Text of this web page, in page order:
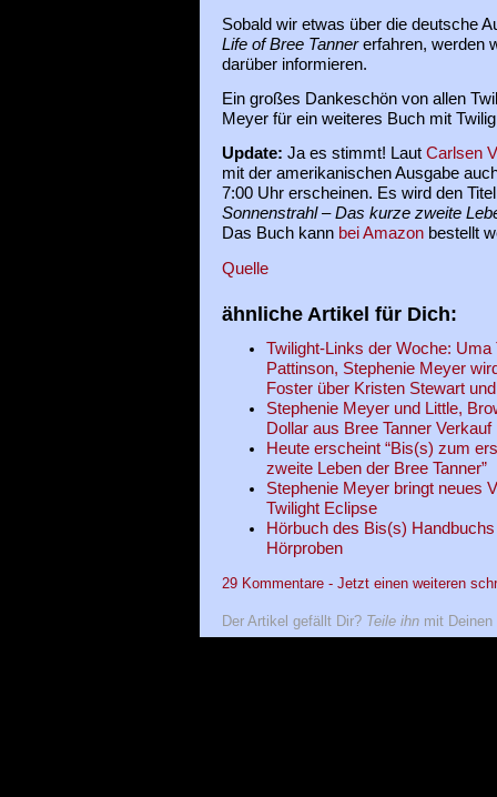
Sobald wir etwas über die deutsche
Life of Bree Tannererfahren, werden
darüber informieren.
Ein großes Dankeschön von allen
Meyer für ein weiteres Buch mit
Update: Ja es stimmt! Laut Carlsen
mit der amerikanischen Ausgabe
7:00 Uhr erscheinen. Es wird den
Sonnenstrahl – Das kurze zweite
Das Buch kannbei Amazonbestellt
Quelle
ähnliche Artikel für Dich:
Twilight-Links der Woche:
Pattinson, Stephenie Meyer
Foster über Kristen Stewart
Stephenie Meyer und Little,
Dollar aus Bree Tanner Verkauf
Heute erscheint “Bis(s) zum
zweite Leben der Bree Tanner”
Stephenie Meyer bringt neues
Twilight Eclipse
Hörbuch des Bis(s)
Hörproben
29 Kommentare - Jetzt einen weiteren
Der Artikel gefällt Dir? Teile ihnmit Deinen